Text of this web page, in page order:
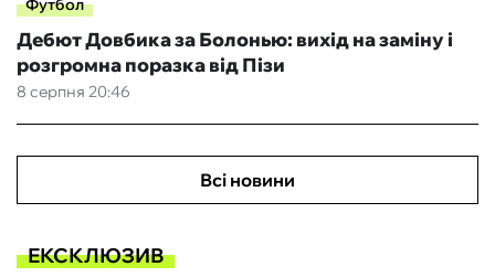
Футбол
8 серпня 20:46
Дебют Довбика за Болонью: вихід на заміну і
розгромна поразка від Пізи
Всі новини
ЕКСКЛЮЗИВ